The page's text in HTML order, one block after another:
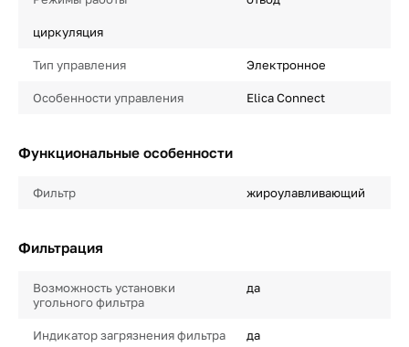
циркуляция
Тип управления Электронное
Особенности управления Elica Connect
Функциональные особенности
Фильтр жироулавливающий
Фильтрация
Возможность установки
угольного фильтра
да
Индикатор загрязнения фильтра да